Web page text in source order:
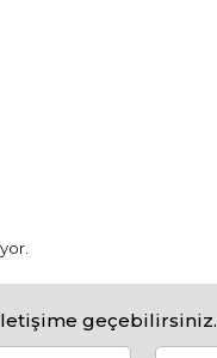
geçebilirsiniz.